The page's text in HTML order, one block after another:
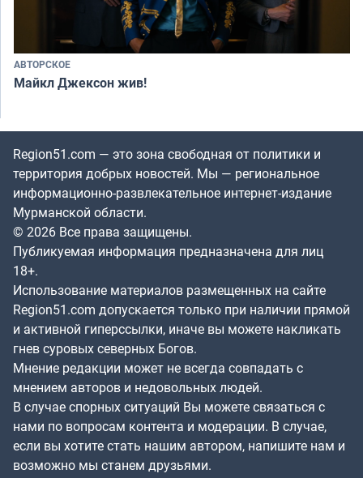
АВТОРСКОЕ
Майкл Джексон жив!
Region51.com — это зона свободная от политики и
территория добрых новостей. Мы — региональное
информационно-развлекательное интернет-издание
Мурманской области.
© 2026 Все права защищены.
Публикуемая информация предназначена для лиц
18+.
Использование материалов размещенных на сайте
Region51.com допускается только при наличии прямой
и активной гиперссылки, иначе вы можете накликать
гнев суровых северных Богов.
Мнение редакции может не всегда совпадать с
мнением авторов и недовольных людей.
В случае спорных ситуаций Вы можете связаться с
нами по вопросам контента и модерации. В случае,
если вы хотите стать нашим автором, напишите нам и
возможно мы станем друзьями.